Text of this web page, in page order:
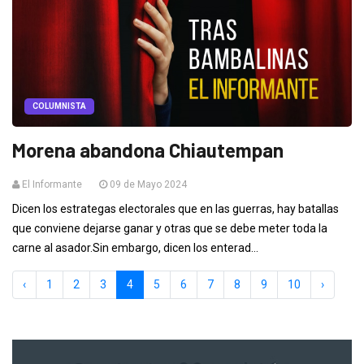
COLUMNISTA
Morena abandona Chiautempan
El Informante 09 de Mayo 2024
Dicen los estrategas electorales que en las guerras, hay batallas
que conviene dejarse ganar y otras que se debe meter toda la
carne al asador.Sin embargo, dicen los enterad...
‹ 1 2 3 4 5 6 7 8 9 10 ›